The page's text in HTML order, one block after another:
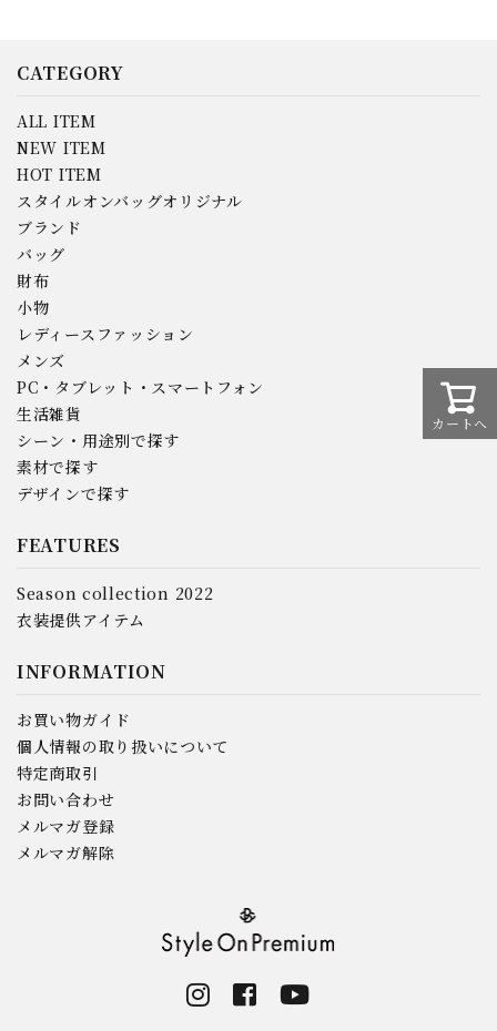
カートへ
CATEGORY
ALL ITEM
NEW ITEM
HOT ITEM
スタイルオンバッグオリジナル
ブランド
バッグ
財布
小物
レディースファッション
メンズ
PC・タブレット・スマートフォン
生活雑貨
シーン・用途別で探す
素材で探す
デザインで探す
FEATURES
Season collection 2022
衣装提供アイテム
INFORMATION
お買い物ガイド
個人情報の取り扱いについて
特定商取引
お問い合わせ
メルマガ登録
メルマガ解除